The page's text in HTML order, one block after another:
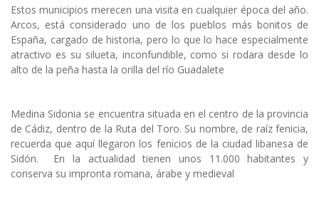
Estos municipios merecen una visita en cualquier época del año.
Arcos, está considerado uno de los pueblos más bonitos de
España, cargado de historia, pero lo que lo hace especialmente
atractivo es su silueta, inconfundible, como si rodara desde lo
alto de la peña hasta la orilla del río Guadalete
Medina Sidonia se encuentra situada en el centro de la provincia
de Cádiz, dentro de la Ruta del Toro. Su nombre, de raíz fenicia,
recuerda que aquí llegaron los fenicios de la ciudad libanesa de
Sidón. En la actualidad tienen unos 11.000 habitantes y
conserva su impronta romana, árabe y medieval